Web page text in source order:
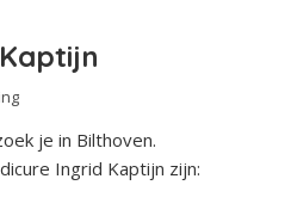
je in Bilthoven.
Ingrid Kaptijn zijn: